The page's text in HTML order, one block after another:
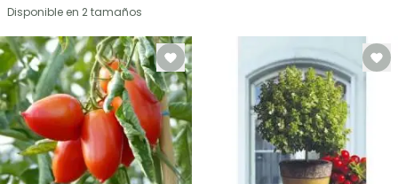
Disponible en 2 tamaños